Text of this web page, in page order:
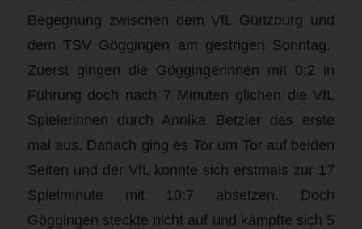
Begegnung zwischen dem VfL Günzburg und
dem TSV Göggingen am gestrigen Sonntag.
Zuerst gingen die Göggingerinnen mit 0:2 in
Führung doch nach 7 Minuten glichen die VfL
Spielerinnen durch Annika Betzler das erste
mal aus. Danach ging es Tor um Tor auf beiden
Seiten und der VfL konnte sich erstmals zur 17
Spielminute mit 10:7 absetzen. Doch
Göggingen steckte nicht auf und kämpfte sich 5